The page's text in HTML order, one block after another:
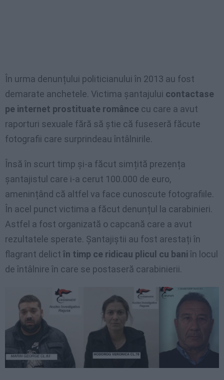
În urma denunțului politicianului în 2013 au fost
demarate anchetele. Victima șantajului contactase
pe internet prostituate românce cu care a avut
raporturi sexuale fără să știe că fuseseră făcute
fotografii care surprindeau întâlnirile.
Însă în scurt timp și-a făcut simțită prezența
șantajistul care i-a cerut 100.000 de euro,
amenințând că altfel va face cunoscute fotografiile.
În acel punct victima a făcut denunțul la carabinieri.
Astfel a fost organizată o capcană care a avut
rezultatele sperate. Șantajiștii au fost arestați în
flagrant delict în timp ce ridicau plicul cu bani în locul
de întâlnire în care se postaseră carabinierii.